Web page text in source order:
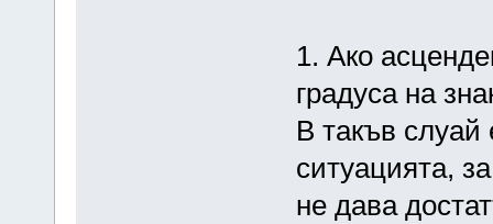
1. Ако
градуса на
В такъв
ситуацията,
не дава